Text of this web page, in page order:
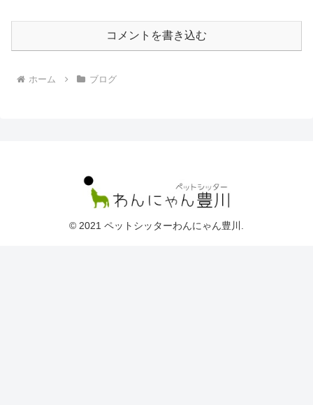
コメントを書き込む
ホーム ブログ
© 2021 ペットシッターわんにゃん豊川.